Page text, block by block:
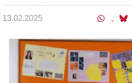
13.02.2025